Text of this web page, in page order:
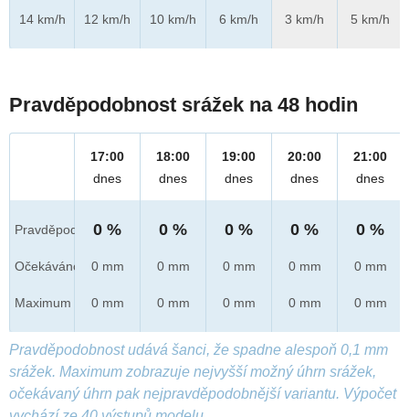
14 km/h
12 km/h
10 km/h
6 km/h
3 km/h
5 km/h
Pravděpodobnost srážek na 48 hodin
Pravděpod.
Očekáváno
Maximum
17:00
dnes
0 %
0 mm
0 mm
18:00
dnes
0 %
0 mm
0 mm
19:00
dnes
0 %
0 mm
0 mm
20:00
dnes
0 %
0 mm
0 mm
21:00
dnes
0 %
0 mm
0 mm
Pravděpodobnost udává šanci, že spadne alespoň 0,1 mm
srážek. Maximum zobrazuje nejvyšší možný úhrn srážek,
očekávaný úhrn pak nejpravděpodobnější variantu. Výpočet